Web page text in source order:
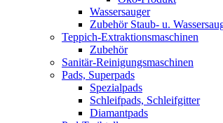
Wassersauger
Zubehör Staub- u.
Teppich-Extraktionsmaschinen
Zubehör
Sanitär-Reinigungsmaschinen
Pads, Superpads
Spezialpads
Schleifpads, Schleifgitter
Diamantpads